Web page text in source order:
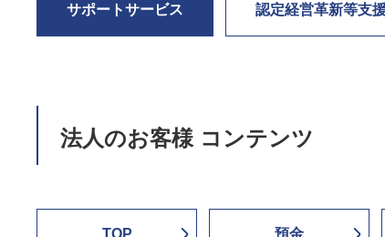
サポートサービス 認定経営革新等支
法人のお客様 コンテンツ